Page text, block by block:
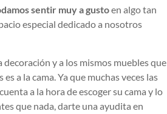
sentir muy a gustoen algo tan
especial dedicado a nosotros
y a los mismos muebles que
a la cama. Ya que muchas veces las
a la hora de escoger su cama y lo
que nada, darte una ayudita en